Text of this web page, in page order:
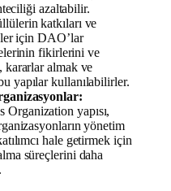
azaltabilir.
katkıları ve
için DAO’lar
fikirlerini ve
kararlar almak ve
yapılar kullanılabilirler.
yapısı,
yönetim
hale getirmek için
süreçlerini daha